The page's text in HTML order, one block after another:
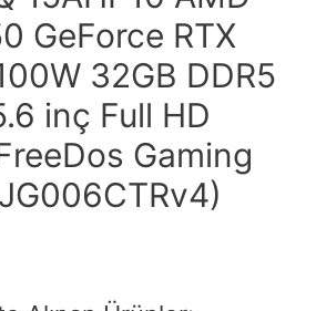
GeForce RTX
32GB DDR5
inç Full HD
Gaming